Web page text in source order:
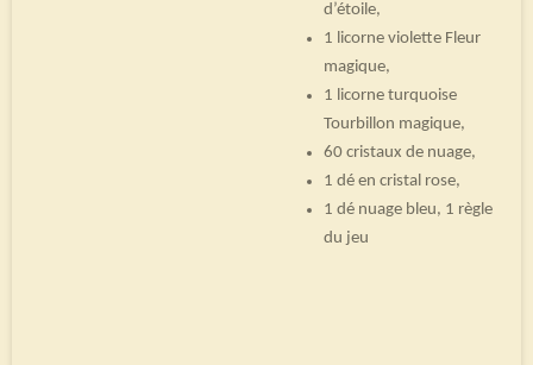
d’étoile,
1 licorne violette Fleur
magique,
1 licorne turquoise
Tourbillon magique,
60 cristaux de nuage,
1 dé en cristal rose,
1 dé nuage bleu, 1 règle
du jeu